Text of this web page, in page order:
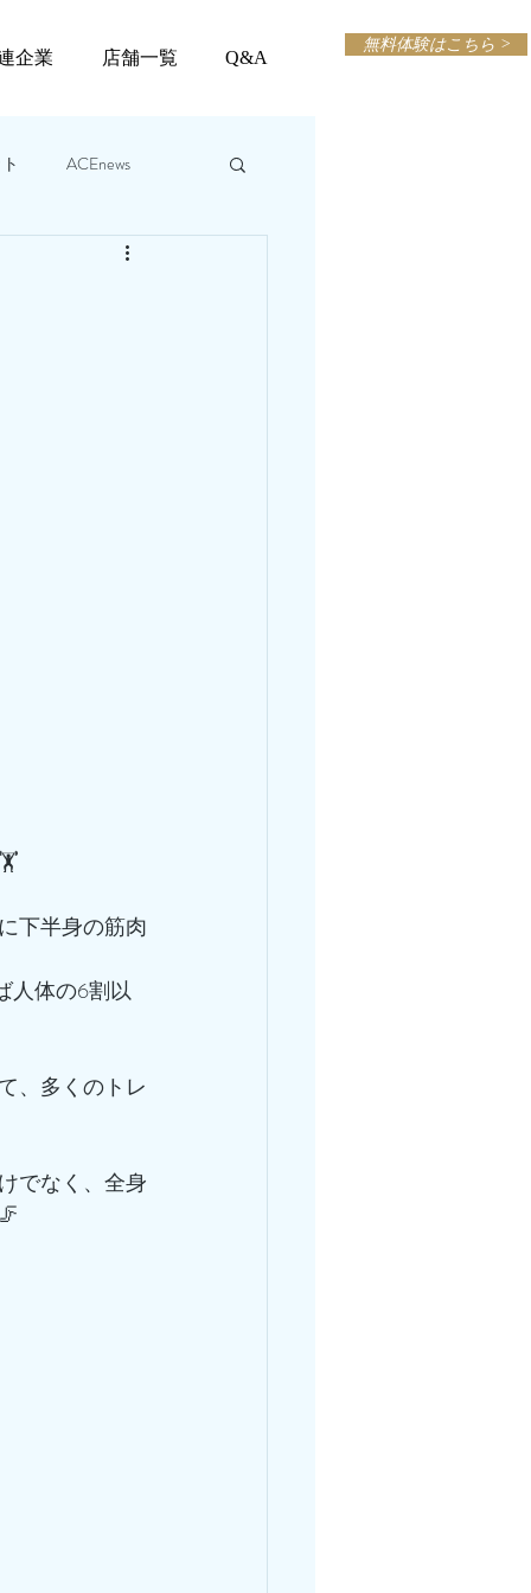
企業 店舗一覧 Q&A
無料体験はこちら >
ACEnews
🏋️
下半身の筋肉
人体の6割以
、多くのトレ
でなく、全身